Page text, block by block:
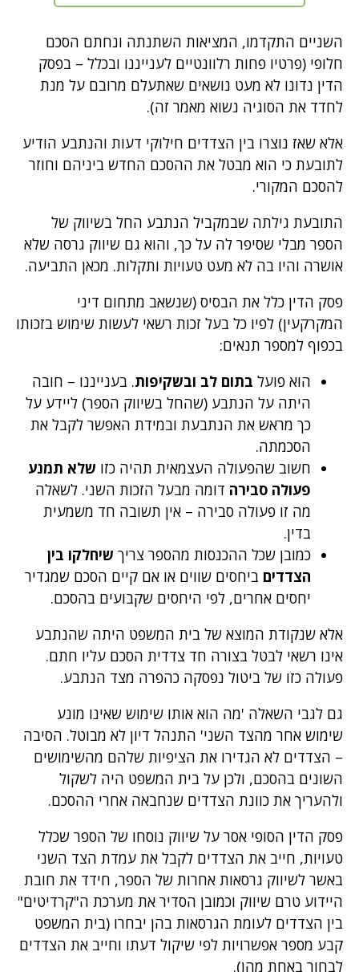
השניים התקדמו, המציאות השתנתה ונחתם הסכם
חלופי (פרטיו פחות רלוונטיים לענייננו ובכלל – בפסק
הדין נדונו לא מעט נושאים שאתעלם מרובם על מנת
לחדד את הסוגיה נשוא מאמר זה).
אלא שאז נוצרו בין הצדדים חילוקי דעות והנתבע הודיע
לתובעת כי הוא מבטל את ההסכם החדש ביניהם וחוזר
להסכם המקורי.
התובעת גילתה שבמקביל הנתבע החל בשיווק של
הספר מבלי שסיפר לה על כך, והוא גם שיווק גרסה שלא
אושרה והיו בה לא מעט טעויות ותקלות. מכאן התביעה.
פסק הדין כלל את הבסיס (שנשאב מתחום דיני
המקרקעין) לפיו כל בעל זכות רשאי לעשות שימוש בזכותו
בכפוף למספר תנאים:
הוא פועל בתום לב ובשקיפות. בענייננו – חובה
היתה על הנתבע (שהחל בשיווק הספר) ליידע על
כך מראש את הנתבעת ובמידת האפשר לקבל את
הסכמתה.
חשוב שהפעולה העצמאית תהיה כזו שלא תמנע
פעולה סבירה דומה מבעל הזכות השני. לשאלה
מה זו פעולה סבירה – אין תשובה חד משמעית
בדין.
כמובן שכל ההכנסות מהספר צריך שיחלקו בין
הצדדים ביחסים שווים או אם קיים הסכם שמגדיר
יחסים אחרים, לפי היחסים שקבועים בהסכם.
אלא שנקודת המוצא של בית המשפט היתה שהנתבע
אינו רשאי לבטל בצורה חד צדדית הסכם עליו חתם.
פעולה כזו של ביטול נפסקה כהפרה מצד הנתבע.
גם לגבי השאלה 'מה הוא אותו שימוש שאינו מונע
שימוש אחר מהצד השני' התנהל דיון לא מבוטל. הסיבה
– הצדדים לא הגדירו את הציפיות שלהם מהשימושים
השונים בהסכם, ולכן על בית המשפט היה לשקול
ולהעריך את כוונת הצדדים שנחבאה אחרי ההסכם.
פסק הדין הסופי אסר על שיווק נוסחו של הספר שכלל
טעויות, חייב את הצדדים לקבל את עמדת הצד השני
באשר לשיווק גרסאות אחרות של הספר, חידד את חובת
היידוע טרם שיווק וכמובן הסדיר את מערכת ה"קרדיטים"
בין הצדדים לעומת הגרסאות בהן יבחרו (בית המשפט
קבע מספר אפשרויות לפי שיקול דעתו וחייב את הצדדים
לבחור באחת מהן).